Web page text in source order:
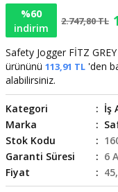
%60
indirim
2.747,80 TL
Safety Jogger FİTZ
ürününü 113,91 TL 'den
alabilirsiniz.
Kategori İş
Marka
Stok Kodu
Garanti Süresi
6
Fiyat